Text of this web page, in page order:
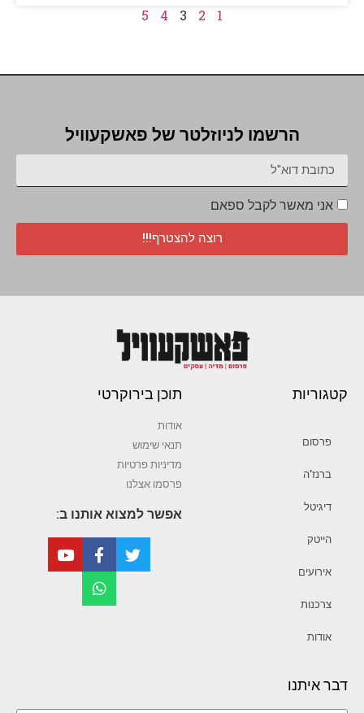
1
2
3
4
5
הרשמו לניוזלטר של פאשקעוויל
אני מאשר לקבל ספאם
רוצה להצטרף!!!
קטגוריות
פרסום
ברנז’ה
דיגיטל
הייטק
אירועים
צרכנות
אודות
תוכן בירוקרטי
אודות
תנאי שימוש
מדיניות פרטיות
פרסמו אצלנו
אפשר למצוא אותנו ב:
דבר איתנו